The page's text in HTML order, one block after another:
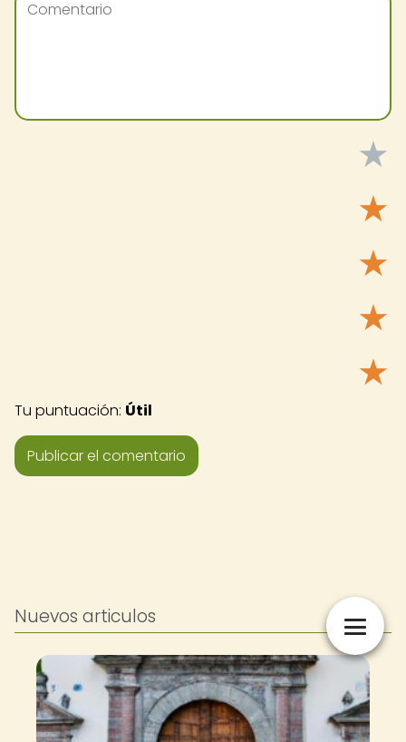
★
★
★
★
★
Tu puntuación: Útil
Nuevos articulos